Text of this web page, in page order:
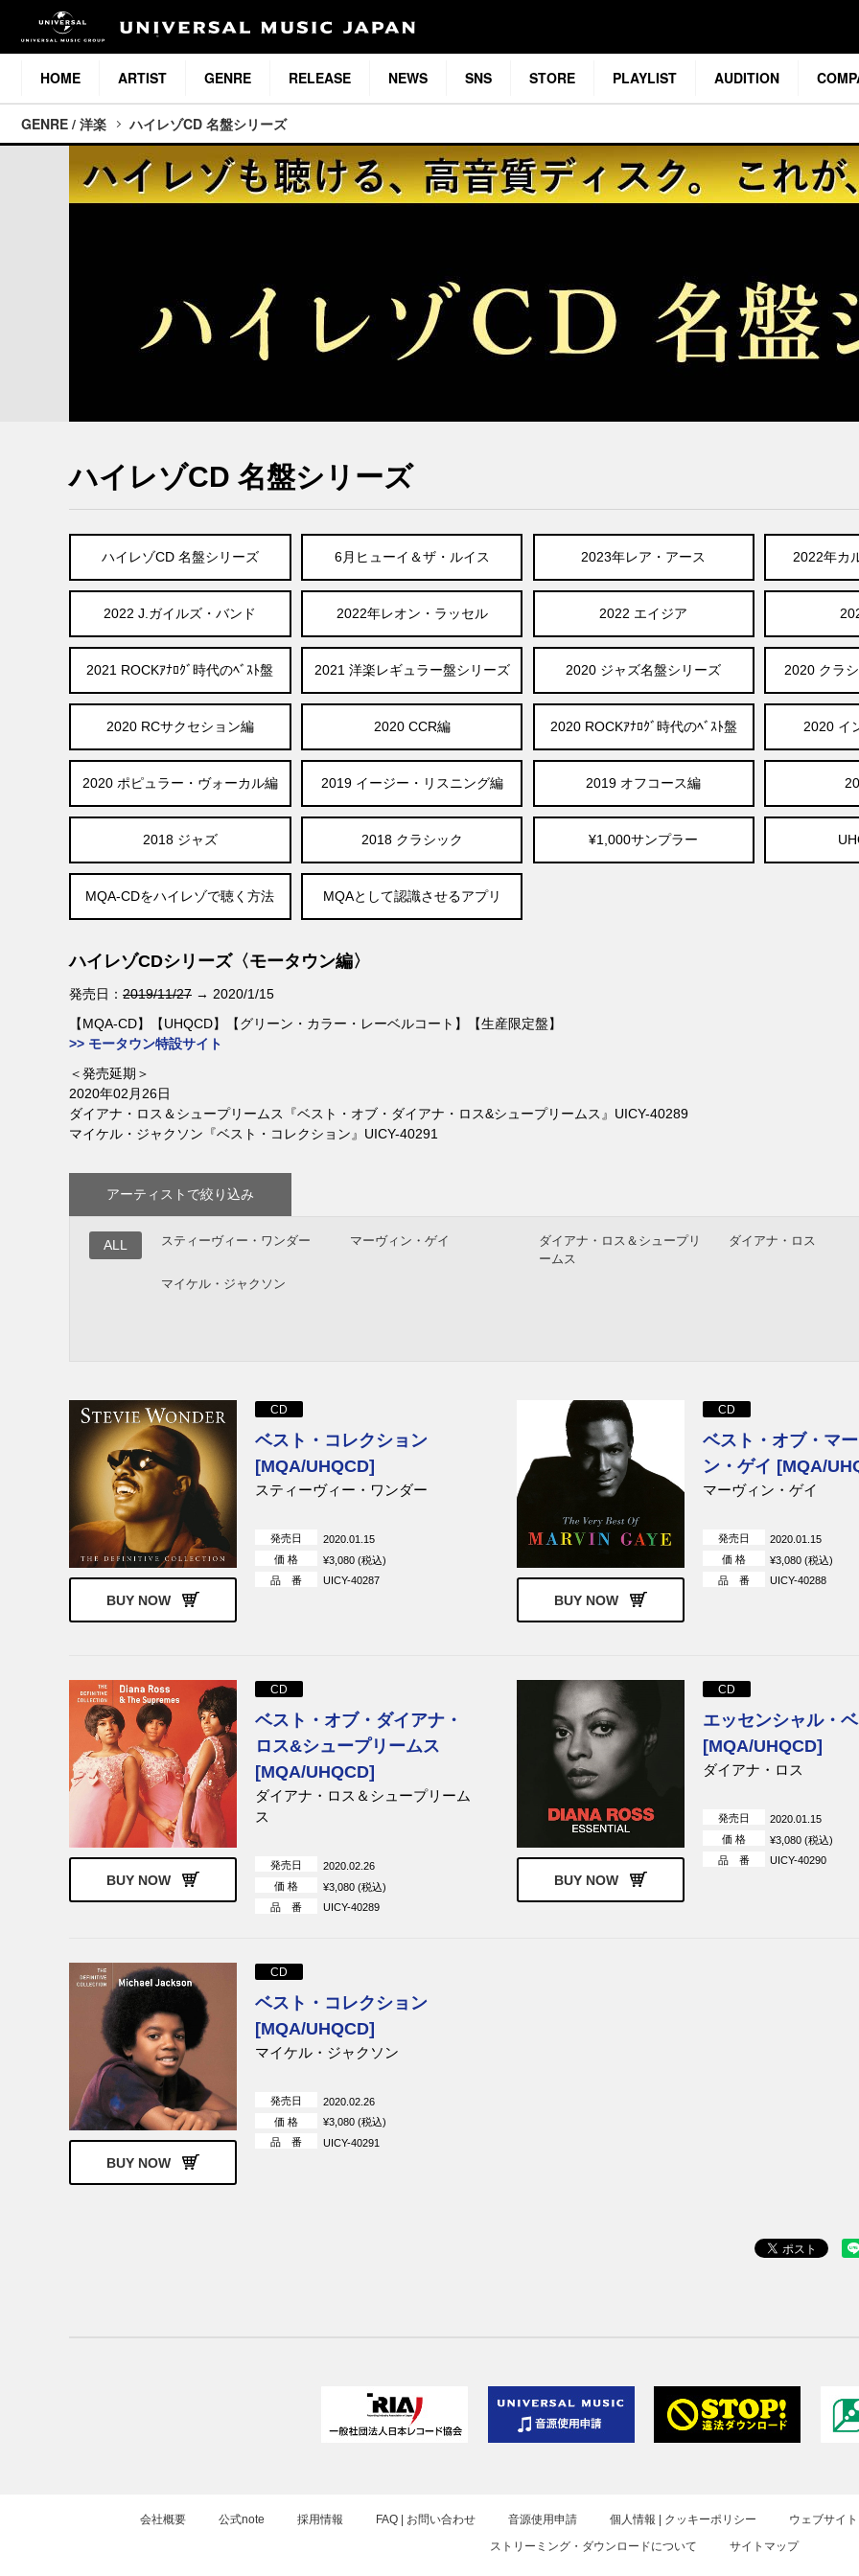
HOME ARTIST GENRE RELEASE NEWS SNS STORE PLAYLIST AUDITION
GENRE / 洋楽 ハイレゾCD 名盤シリーズ
ハイレゾCD 名盤シリーズ
ハイレゾCD 名盤シリーズ 6月ヒューイ＆ザ・ルイス 2023年レア・アース 2022年カ
2022 J.ガイルズ・バンド 2022年レオン・ラッセル 2022 エイジア
2021 ROCKｱﾅﾛｸﾞ時代のﾍﾞｽﾄ盤 2021 洋楽レギュラー盤シリーズ 2020 ジャズ名盤シリーズ 2020 クラ
2020 RCサクセション編 2020 CCR編 2020 ROCKｱﾅﾛｸﾞ時代のﾍﾞｽﾄ盤 2020 イ
2020 ポピュラー・ヴォーカル編 2019 イージー・リスニング編 2019 オフコース編
2018 ジャズ 2018 クラシック ¥1,000サンプラー
MQA-CDをハイレゾで聴く方法 MQAとして認識させるアプリ
ハイレゾCDシリーズ〈モータウン編〉
発売日： 2019/11/27 → 2020/1/15
【MQA-CD】【UHQCD】【グリーン・カラー・レーベルコート】【生産限定盤】
>> モータウン特設サイト
＜発売延期＞
2020年02月26日
ダイアナ・ロス＆シュープリームス『ベスト・オブ・ダイアナ・ロス&シュープリームス』UICY-40289
マイケル・ジャクソン『ベスト・コレクション』UICY-40291
アーティストで絞り込み
ALL スティーヴィー・ワンダー マーヴィン・ゲイ
ダイアナ・ロス＆シュープリ
ームス
ダイアナ・ロス
マイケル・ジャクソン
BUY NOW
CD
ベスト・コレクション
[MQA/UHQCD]
スティーヴィー・ワンダー
発売日
2020.01.15
価 格
¥3,080 (税込)
品 番
UICY-40287
BUY NOW
CD
ベスト・オブ・マ
ン・ゲイ [MQA/
マーヴィン・ゲイ
発売日
2020.01.15
価 格
¥3,080 (税込)
品 番
UICY-40288
BUY NOW
CD
ベスト・オブ・ダイアナ・
ロス&シュープリームス
[MQA/UHQCD]
ダイアナ・ロス＆シュープリーム
ス
発売日
2020.02.26
価 格
¥3,080 (税込)
品 番
UICY-40289
BUY NOW
CD
エッセンシャル・
[MQA/UHQCD]
ダイアナ・ロス
発売日
2020.01.15
価 格
¥3,080 (税込)
品 番
UICY-40290
BUY NOW
CD
ベスト・コレクション
[MQA/UHQCD]
マイケル・ジャクソン
発売日
2020.02.26
価 格
¥3,080 (税込)
品 番
UICY-40291
会社概要 公式note 採用情報 FAQ | お問い合わせ 音源使用申請 個人情報 | クッキーポリシー ウェブサイ
ストリーミング・ダウンロードについて サイトマップ